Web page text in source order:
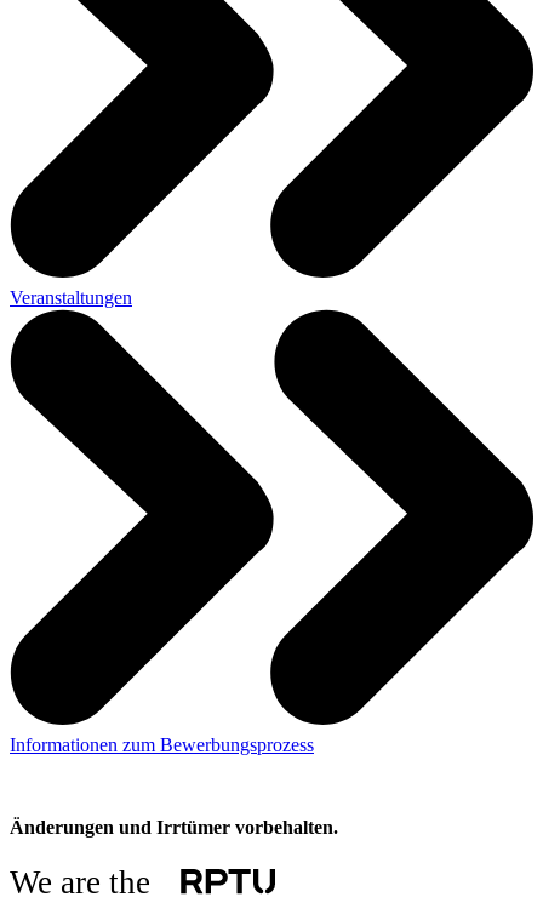
Veranstaltungen
Informationen zum Bewerbungsprozess
Änderungen und Irrtümer vorbehalten.
We are the